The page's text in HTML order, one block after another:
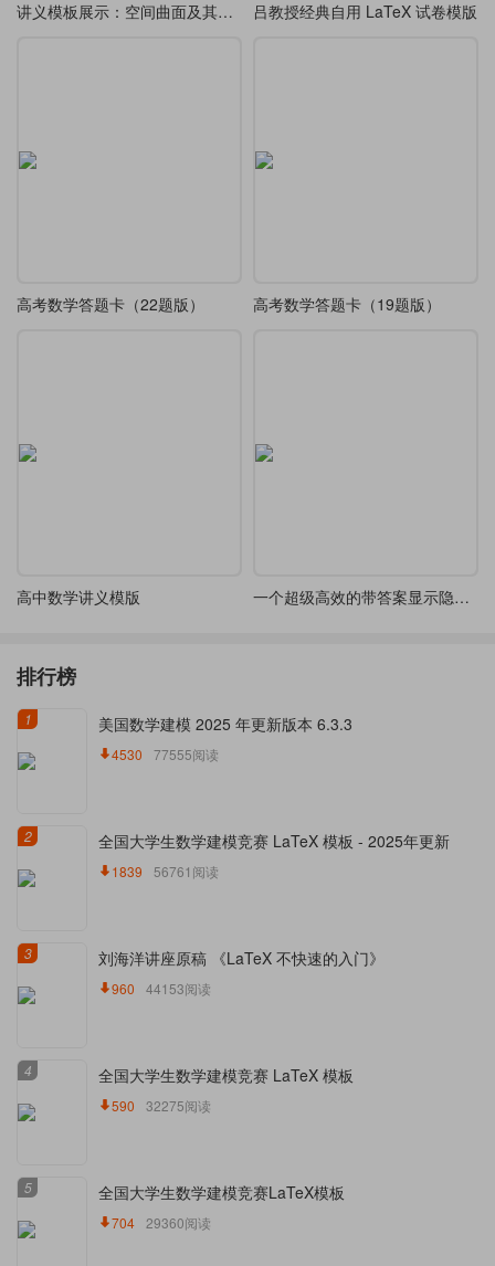
讲义模板展示：空间曲面及其方程 吕教授经典自用 LaTeX 试卷模版
高考数学答题卡（22题版） 高考数学答题卡（19题版）
高中数学讲义模版 一个超级高效的带答案显示隐藏的 LaTeX 试卷模版
排行榜
1 美国数学建模 2025 年更新版本 6.3.3
4530 77555阅读
2 全国大学生数学建模竞赛 LaTeX 模板 - 2025年更新
1839 56761阅读
3 刘海洋讲座原稿 《LaTeX 不快速的入门》
960 44153阅读
4 全国大学生数学建模竞赛 LaTeX 模板
590 32275阅读
5 全国大学生数学建模竞赛LaTeX模板
704 29360阅读